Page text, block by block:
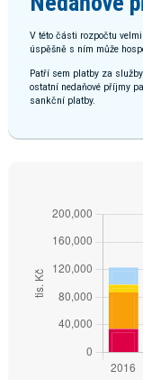
V této části rozpočtu
úspěšně s ním může
Patří sem platby za služby
ostatní nedaňové příjmy
sankční platby.